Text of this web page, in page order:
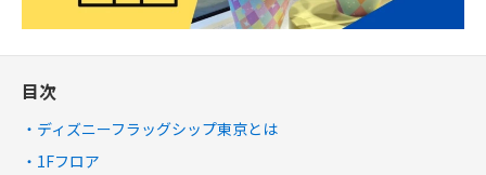
目次
ディズニーフラッグシップ東京とは
1Fフロア